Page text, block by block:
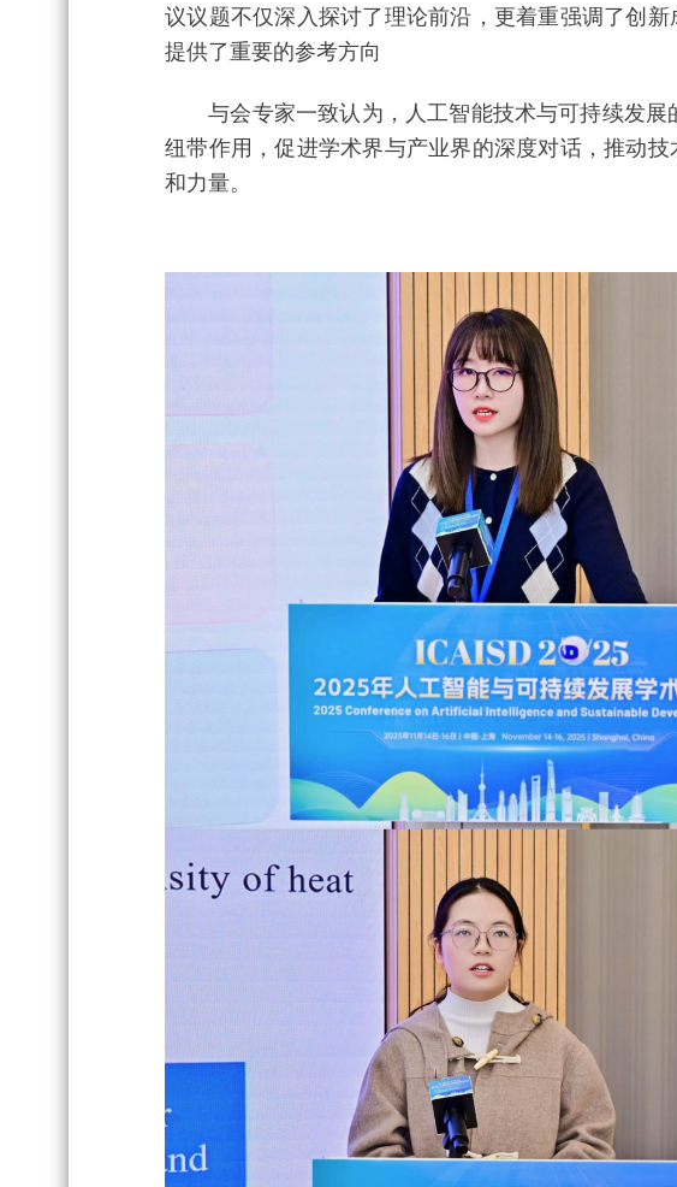
议议题不仅深入探讨了理论前沿，更着重强调了创
提供了重要的参考方向
与会专家一致认为，人工智能技术与可持续发展
纽带作用，促进学术界与产业界的深度对话，推动
和力量。